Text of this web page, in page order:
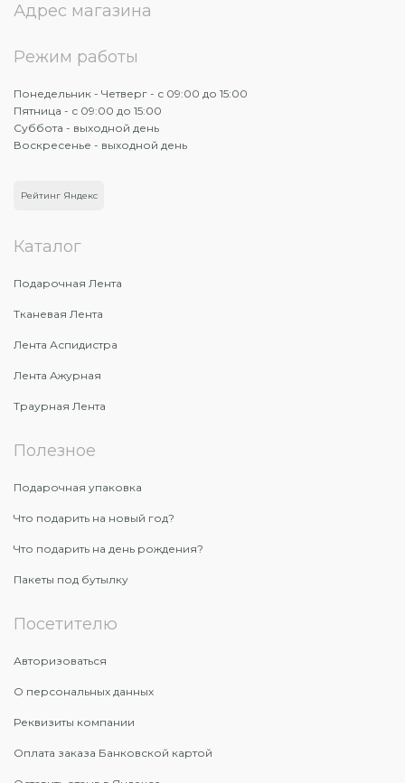
Адрес магазина
Режим работы
Понедельник - Четверг - с 09:00 до 15:00
Пятница - с 09:00 до 15:00
Суббота - выходной день
Воскресенье - выходной день
Рейтинг Яндекс
Каталог
Подарочная Лента
Тканевая Лента
Лента Аспидистра
Лента Ажурная
Траурная Лента
Полезное
Подарочная упаковка
Что подарить на новый год?
Что подарить на день рождения?
Пакеты под бутылку
Посетителю
Авторизоваться
О персональных данных
Реквизиты компании
Оплата заказа Банковской картой